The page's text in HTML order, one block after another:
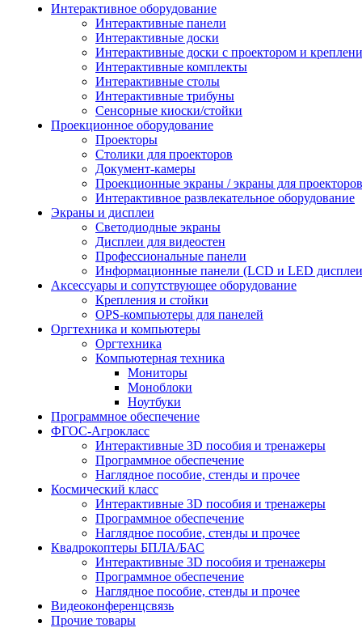
Интерактивное оборудование
Интерактивные панели
Интерактивные доски
Интерактивные доски с проектором и
Интерактивные комплекты
Интерактивные столы
Интерактивные трибуны
Сенсорные киоски/стойки
Проекционное оборудование
Проекторы
Столики для проекторов
Документ-камеры
Проекционные экраны / экраны для проекторов
Интерактивное развлекательное оборудование
Экраны и дисплеи
Светодиодные экраны
Дисплеи для видеостен
Профессиональные панели
Информационные панели (LCD и LED
Аксессуары и сопутствующее оборудование
Крепления и стойки
OPS-компьютеры для панелей
Оргтехника и компьютеры
Оргтехника
Компьютерная техника
Мониторы
Моноблоки
Ноутбуки
Программное обеспечение
ФГОС-Агрокласс
Интерактивные 3D пособия и тренажеры
Программное обеспечение
Наглядное пособие, стенды и прочее
Космический класс
Интерактивные 3D пособия и тренажеры
Программное обеспечение
Наглядное пособие, стенды и прочее
Квадрокоптеры БПЛА/БАС
Интерактивные 3D пособия и тренажеры
Программное обеспечение
Наглядное пособие, стенды и прочее
Видеоконференцсвязь
Прочие товары